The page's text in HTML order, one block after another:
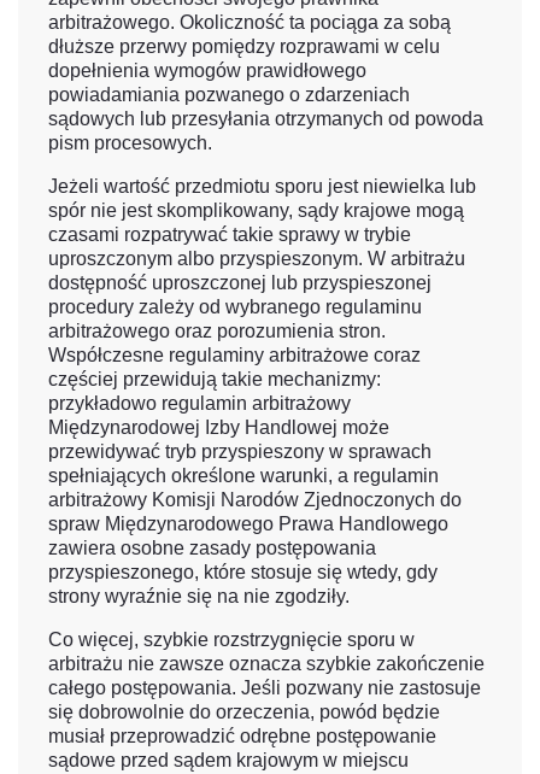
arbitrażowego. Okoliczność ta pociąga za sobą
dłuższe przerwy pomiędzy rozprawami w celu
dopełnienia wymogów prawidłowego
powiadamiania pozwanego o zdarzeniach
sądowych lub przesyłania otrzymanych od powoda
pism procesowych.
Jeżeli wartość przedmiotu sporu jest niewielka lub
spór nie jest skomplikowany, sądy krajowe mogą
czasami rozpatrywać takie sprawy w trybie
uproszczonym albo przyspieszonym. W arbitrażu
dostępność uproszczonej lub przyspieszonej
procedury zależy od wybranego regulaminu
arbitrażowego oraz porozumienia stron.
Współczesne regulaminy arbitrażowe coraz
częściej przewidują takie mechanizmy:
przykładowo regulamin arbitrażowy
Międzynarodowej Izby Handlowej może
przewidywać tryb przyspieszony w sprawach
spełniających określone warunki, a regulamin
arbitrażowy Komisji Narodów Zjednoczonych do
spraw Międzynarodowego Prawa Handlowego
zawiera osobne zasady postępowania
przyspieszonego, które stosuje się wtedy, gdy
strony wyraźnie się na nie zgodziły.
Co więcej, szybkie rozstrzygnięcie sporu w
arbitrażu nie zawsze oznacza szybkie zakończenie
całego postępowania. Jeśli pozwany nie zastosuje
się dobrowolnie do orzeczenia, powód będzie
musiał przeprowadzić odrębne postępowanie
sądowe przed sądem krajowym w miejscu